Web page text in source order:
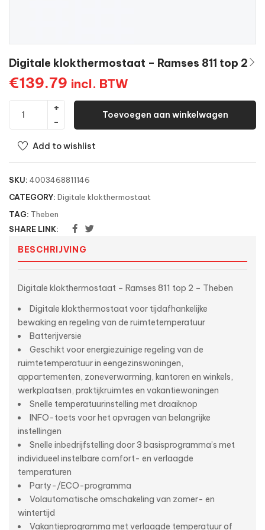
Digitale klokthermostaat – Ramses 811 top 2
€139.79 incl. BTW
Toevoegen aan winkelwagen
Add to wishlist
SKU: 4003468811146
CATEGORY: Digitale klokthermostaat
TAG: Theben
SHARE LINK:
BESCHRIJVING
Digitale klokthermostaat – Ramses 811 top 2 – Theben
Digitale klokthermostaat voor tijdafhankelijke
bewaking en regeling van de ruimtetemperatuur
Batterijversie
Geschikt voor energiezuinige regeling van de
ruimtetemperatuur in eengezinswoningen,
appartementen, zoneverwarming, kantoren en winkels,
werkplaatsen, praktijkruimtes en vakantiewoningen
Snelle temperatuurinstelling met draaiknop
INFO-toets voor het opvragen van belangrijke
instellingen
Snelle inbedrijfstelling door 3 basisprogramma’s met
individueel instelbare comfort- en verlaagde
temperaturen
Party-/ECO-programma
Volautomatische omschakeling van zomer- en
wintertijd
Vakantieprogramma met verlaagde temperatuur of